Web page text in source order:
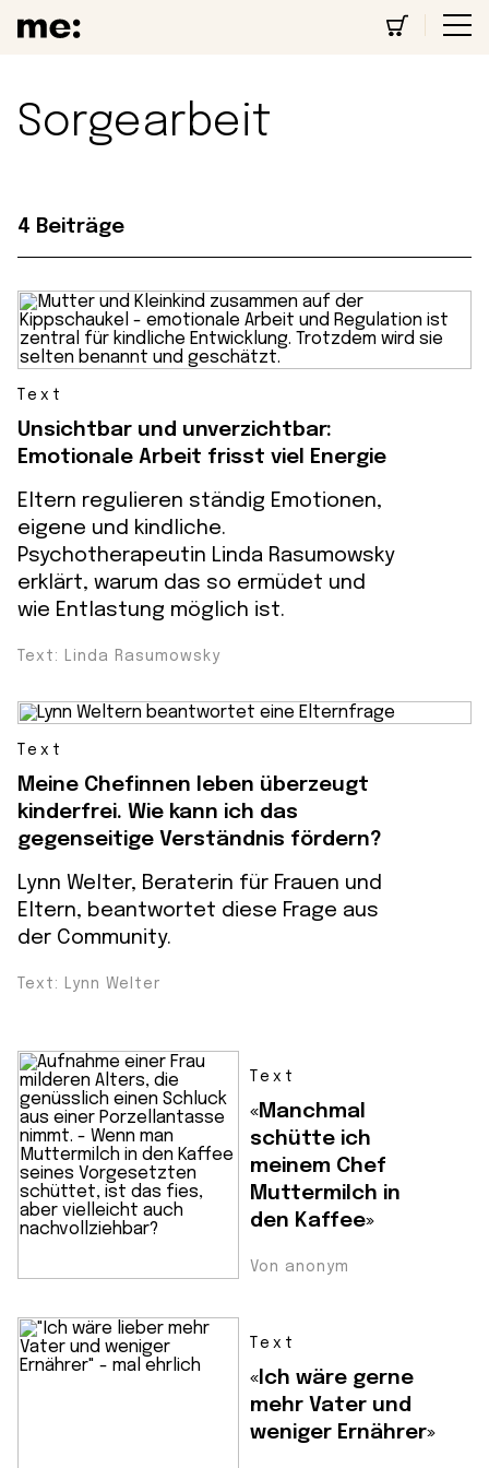
Sorgearbeit
4 Beiträge
Text
Unsichtbar und unverzichtbar:
Emotionale Arbeit frisst viel Energie
Eltern regulieren ständig Emotionen,
eigene und kindliche.
Psychotherapeutin Linda Rasumowsky
erklärt, warum das so ermüdet und
wie Entlastung möglich ist.
Text: Linda Rasumowsky
Text
Meine Chefinnen leben überzeugt
kinderfrei. Wie kann ich das
gegenseitige Verständnis fördern?
Lynn Welter, Beraterin für Frauen und
Eltern, beantwortet diese Frage aus
der Community.
Text: Lynn Welter
Text
«Manchmal
schütte ich
meinem Chef
Muttermilch in
den Kaffee»
Von anonym
Text
«Ich wäre gerne
mehr Vater und
weniger Ernährer»